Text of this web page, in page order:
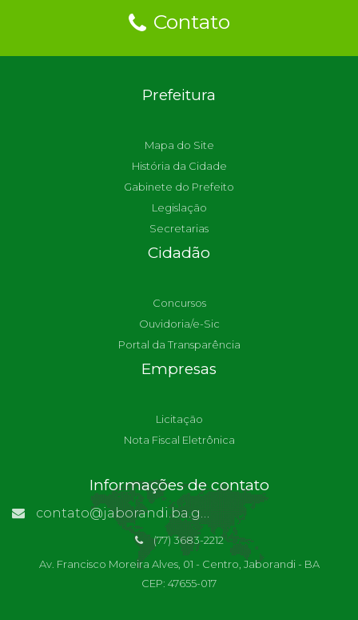
Contato
Prefeitura
Mapa do Site
História da Cidade
Gabinete do Prefeito
Legislação
Secretarias
Cidadão
Concursos
Ouvidoria/e-Sic
Portal da Transparência
Empresas
Licitação
Nota Fiscal Eletrônica
Informações de contato
contato@jaborandi.ba.gov.br | Funcionário Responsável: Ronaldo Da Paz Dourado
(77) 3683-2212
Av. Francisco Moreira Alves, 01 - Centro, Jaborandi - BA
CEP: 47655-017